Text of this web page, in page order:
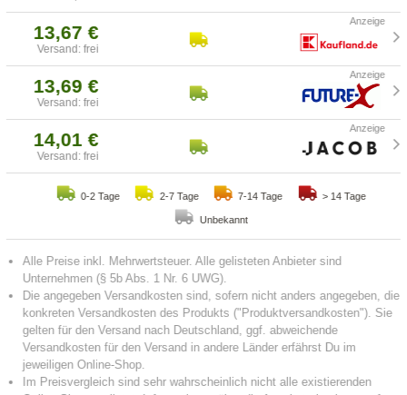
13,67 €
Versand: frei
13,69 €
Versand: frei
14,01 €
Versand: frei
0-2 Tage 2-7 Tage 7-14 Tage > 14 Tage
Unbekannt